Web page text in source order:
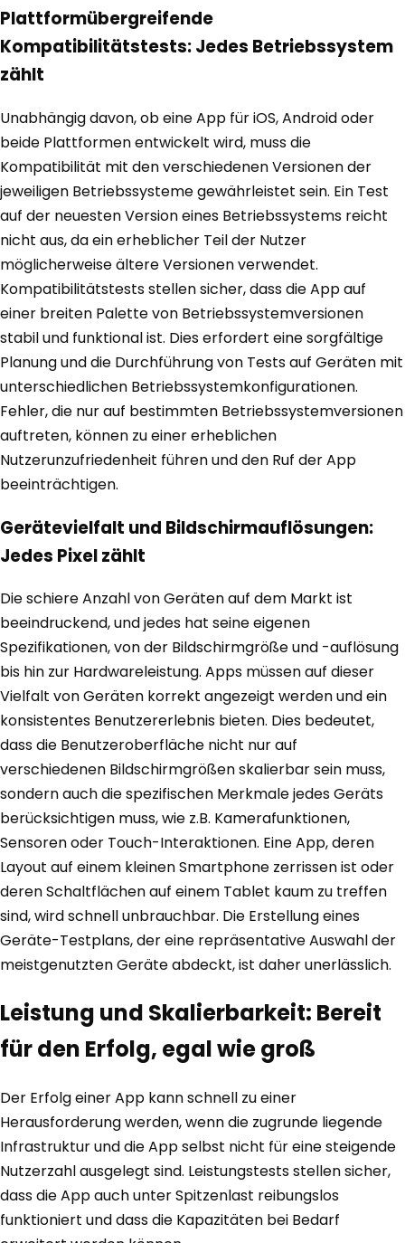
Plattformübergreifende
Kompatibilitätstests: Jedes Betriebssystem
zählt
Unabhängig davon, ob eine App für iOS, Android oder
beide Plattformen entwickelt wird, muss die
Kompatibilität mit den verschiedenen Versionen der
jeweiligen Betriebssysteme gewährleistet sein. Ein Test
auf der neuesten Version eines Betriebssystems reicht
nicht aus, da ein erheblicher Teil der Nutzer
möglicherweise ältere Versionen verwendet.
Kompatibilitätstests stellen sicher, dass die App auf
einer breiten Palette von Betriebssystemversionen
stabil und funktional ist. Dies erfordert eine sorgfältige
Planung und die Durchführung von Tests auf Geräten mit
unterschiedlichen Betriebssystemkonfigurationen.
Fehler, die nur auf bestimmten Betriebssystemversionen
auftreten, können zu einer erheblichen
Nutzerunzufriedenheit führen und den Ruf der App
beeinträchtigen.
Gerätevielfalt und Bildschirmauflösungen:
Jedes Pixel zählt
Die schiere Anzahl von Geräten auf dem Markt ist
beeindruckend, und jedes hat seine eigenen
Spezifikationen, von der Bildschirmgröße und -auflösung
bis hin zur Hardwareleistung. Apps müssen auf dieser
Vielfalt von Geräten korrekt angezeigt werden und ein
konsistentes Benutzererlebnis bieten. Dies bedeutet,
dass die Benutzeroberfläche nicht nur auf
verschiedenen Bildschirmgrößen skalierbar sein muss,
sondern auch die spezifischen Merkmale jedes Geräts
berücksichtigen muss, wie z.B. Kamerafunktionen,
Sensoren oder Touch-Interaktionen. Eine App, deren
Layout auf einem kleinen Smartphone zerrissen ist oder
deren Schaltflächen auf einem Tablet kaum zu treffen
sind, wird schnell unbrauchbar. Die Erstellung eines
Geräte-Testplans, der eine repräsentative Auswahl der
meistgenutzten Geräte abdeckt, ist daher unerlässlich.
Leistung und Skalierbarkeit: Bereit
für den Erfolg, egal wie groß
Der Erfolg einer App kann schnell zu einer
Herausforderung werden, wenn die zugrunde liegende
Infrastruktur und die App selbst nicht für eine steigende
Nutzerzahl ausgelegt sind. Leistungstests stellen sicher,
dass die App auch unter Spitzenlast reibungslos
funktioniert und dass die Kapazitäten bei Bedarf